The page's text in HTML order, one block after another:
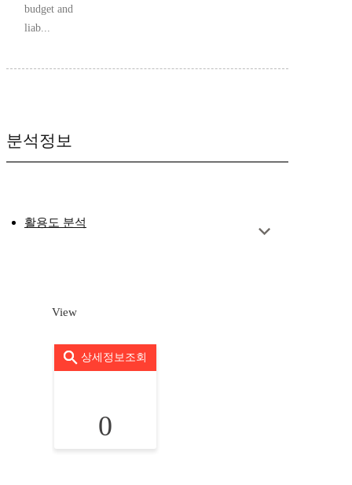
budget and
liab...
분석정보
활용도 분석
View
상세정보조회
0